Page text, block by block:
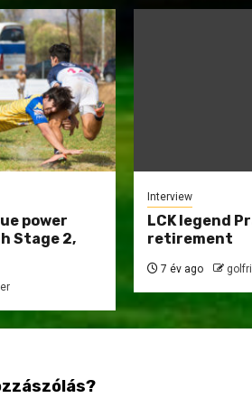
power
Stage 2,
Interview
LCK legend
retirement
7 év ago